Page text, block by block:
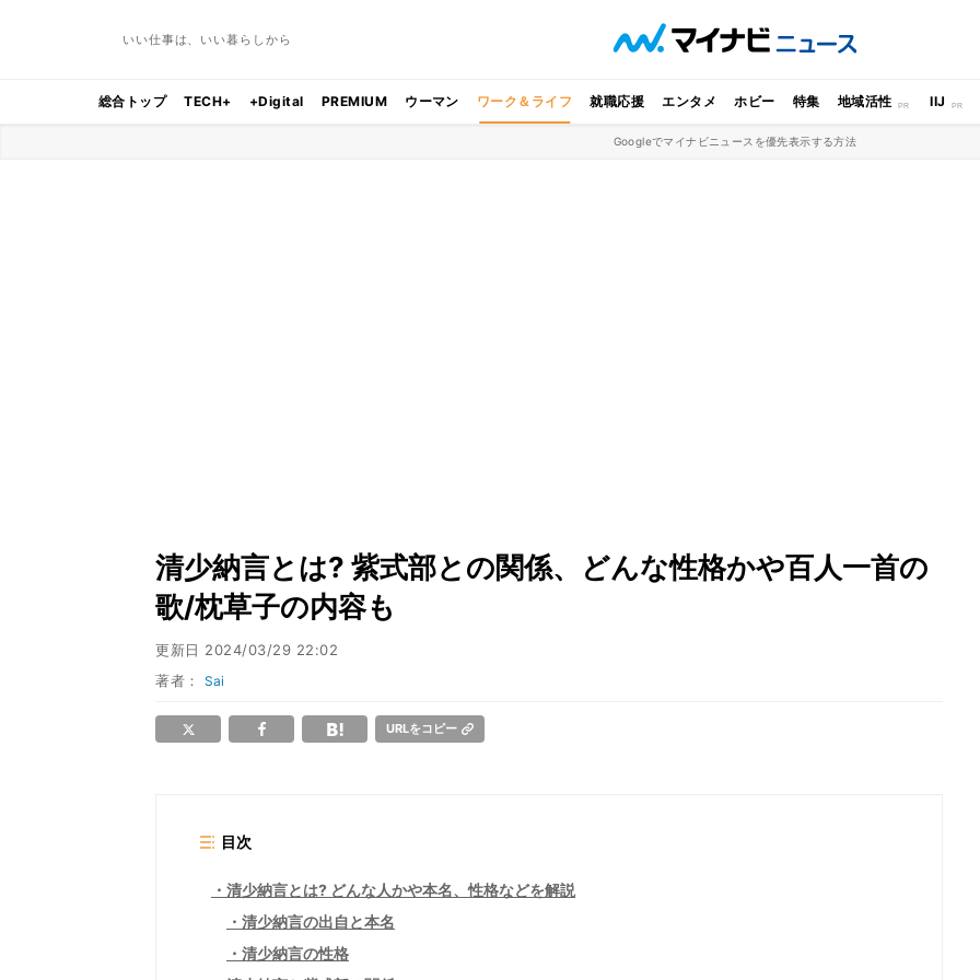
いい仕事は、いい暮らしから
総合トップ TECH+ +Digital PREMIUM ウーマン ワーク＆ライフ 就職応援 エンタメ ホビー 特集 地域活性 IIJ
Googleでマイナビニュースを優先表示する方法
清少納言とは? 紫式部との関係、どんな性格かや百人一首の
歌/枕草子の内容も
更新日 2024/03/29 22:02
著者：Sai
URLをコピー
目次
清少納言とは? どんな人かや本名、性格などを解説
清少納言の出自と本名
清少納言の性格